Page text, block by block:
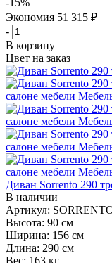
Экономия 51 315 ₽
-
В корзину
Цвет на заказ
Диван Sorrento 290
В наличии
Артикул:
Высота: 90 см
Ширина: 156 см
Длина: 290 см
Вес: 163 кг